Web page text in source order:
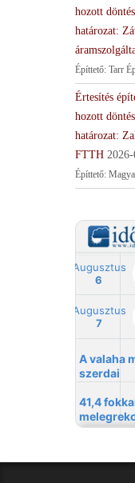
hozott
határozat:
Építtető: Tarr
Értesítés
hozott
határozat:
FTTH
Építtető: